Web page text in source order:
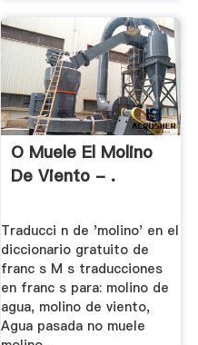
O Muele El Molino
De Viento - .
Traducci n de 'molino' en el
diccionario gratuito de
franc s M s traducciones
en franc s para: molino de
agua, molino de viento,
Agua pasada no muele